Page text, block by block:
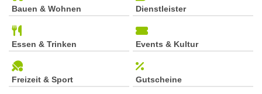
Bauen & Wohnen Dienstleister
Essen & Trinken Events & Kultur
Freizeit & Sport Gutscheine